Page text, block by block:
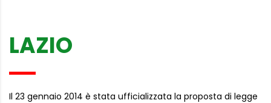
LAZIO
Il 23 gennaio 2014 è stata ufficializzata la proposta di legge